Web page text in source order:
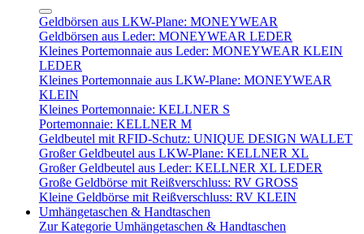
Geldbörsen aus LKW-Plane: MONEYWEAR
Geldbörsen aus Leder: MONEYWEAR LEDER
Kleines Portemonnaie aus Leder: MONEYWEAR KLEIN
LEDER
Kleines Portemonnaie aus LKW-Plane: MONEYWEAR
KLEIN
Kleines Portemonnaie: KELLNER S
Portemonnaie: KELLNER M
Geldbeutel mit RFID-Schutz: UNIQUE DESIGN WALLET
Großer Geldbeutel aus LKW-Plane: KELLNER XL
Großer Geldbeutel aus Leder: KELLNER XL LEDER
Große Geldbörse mit Reißverschluss: RV GROSS
Kleine Geldbörse mit Reißverschluss: RV KLEIN
Umhängetaschen & Handtaschen
Zur Kategorie Umhängetaschen & Handtaschen